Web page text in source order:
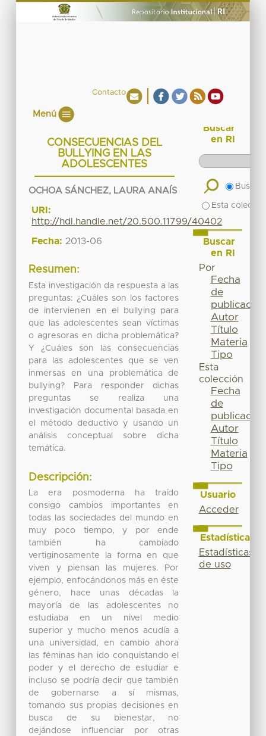
Contacto
Menú
CONSECUENCIAS DEL
BULLYING EN LAS
ADOLESCENTES
OCHOA SÁNCHEZ, LAURA ANAÍS
URI:
http://hdl.handle.net/20.500.11799/40402
Fecha: 2013-06
Resumen:
Esta investigación da respuesta a las
preguntas: ¿Cuáles son los factores
de intervienen en el bullying para
que las adolescentes sean víctimas
o agresoras en dicha problemática?
Y ¿Cuáles son las consecuencias
para las adolescentes que se ven
inmersas en una problemática de
bullying? Para responder dichas
preguntas se realiza una
investigación documental basada en
el método deductivo y usando un
análisis conceptual sobre dicha
temática.
Descripción:
La era posmoderna ha traído
consigo cambios importantes en
todas las sociedades del mundo en
muy poco tiempo, y por ende
también ha cambiado
vertiginosamente la forma en que
viven y piensan las mujeres. Por
ejemplo, enfocándonos más en éste
género, hace unas décadas la
mayoría de las adolescentes no
estudiaba en un nivel medio
superior y mucho menos acudía a
una universidad, en cambio ahora
las féminas han ido conquistando el
poder y el derecho de estudiar e
incluso se podría decir que también
de gobernarse a sí mismas,
tomando sus propias decisiones en
busca de su bienestar, no
dejándose influenciar por otras
Buscar
en RI
Buscar
Esta
Buscar
en RI
Por
Fecha
de
publicación
Autor
Título
Materia
Tipo
Esta
colección
Fecha
de
publicación
Autor
Título
Materia
Tipo
Usuario
Acceder
Estadísticas
Estadísticas
de uso